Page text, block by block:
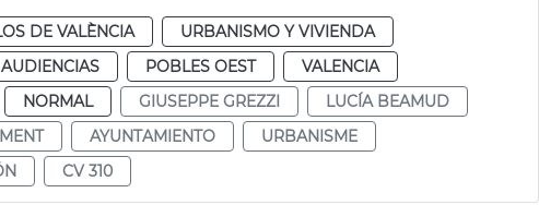
DE VALÈNCIA
URBANISMO Y VIVIENDA
POBLES OEST
VALENCIA
NORMAL GIUSEPPE GREZZI
LUCÍA BEAMUD
AYUNTAMIENTO
URBANISME
CV 310